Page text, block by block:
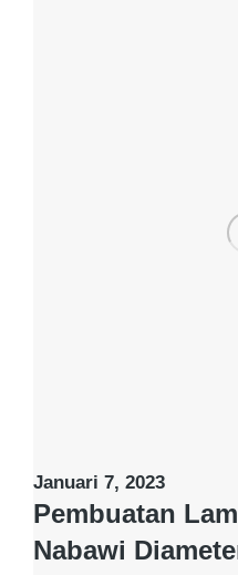
Januari 7, 2023
Pembuatan
Nabawi